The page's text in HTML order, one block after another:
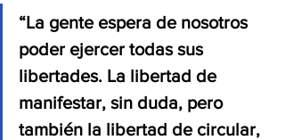
“La gente espera de nosotros
poder ejercer todas sus
libertades. La libertad de
manifestar, sin duda, pero
también la libertad de circular,